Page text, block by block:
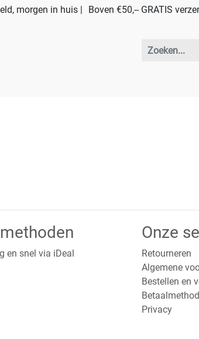
morgen in huis | Boven €50,-- GRATIS
en snel via iDeal
Onze
Retourneren
Algemene
Bestellen en
Privacy